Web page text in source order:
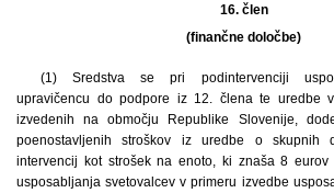
16. člen
(finančne določbe)
(1) Sredstva se pri podintervenciji
upravičencu do podpore iz 12. člena te uredbe
izvedenih na območju Republike Slovenije,
poenostavljenih stroškov iz uredbe o skupnih
intervencij kot strošek na enoto, ki znaša 8
usposabljanja svetovalcev v primeru izvedbe